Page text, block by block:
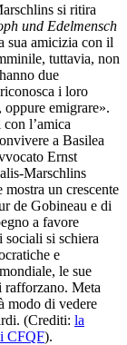
si ritira
und Edelmensch
sua amicizia con il
tuttavia, non
due
i loro
emigrare».
l’amica
a Basilea
Ernst
Marschlins
un crescente
de Gobineau e di
a favore
sociali si schiera
e
le sue
rafforzano. Meta
modo di vedere
(Crediti: la
CFQF).